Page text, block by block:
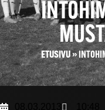
ETUSIVU»